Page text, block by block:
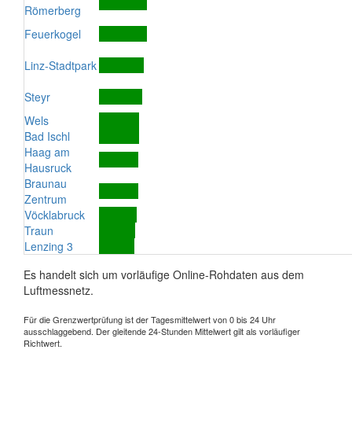
Römerberg
Feuerkogel
Linz-Stadtpark
Steyr
Wels
Bad Ischl
Haag am
Hausruck
Braunau
Zentrum
Vöcklabruck
Traun
Lenzing 3
Es handelt sich um vorläufige Online-Rohdaten aus dem
Luftmessnetz.
Für die Grenzwertprüfung ist der Tagesmittelwert von 0 bis 24 Uhr
ausschlaggebend. Der gleitende 24-Stunden Mittelwert gilt als vorläufiger
Richtwert.